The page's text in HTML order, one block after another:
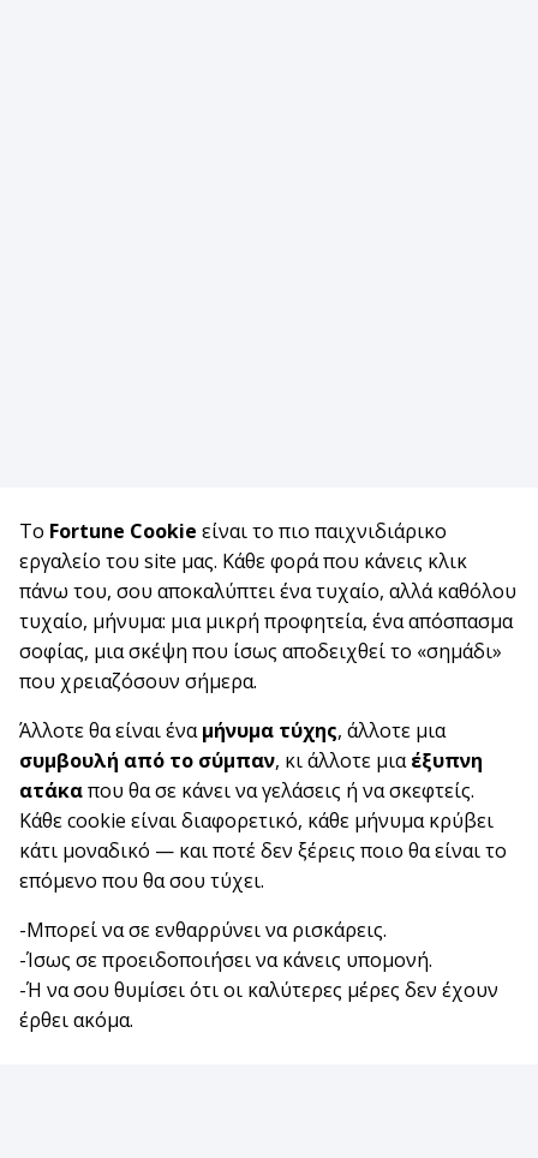
Το Fortune Cookie είναι το πιο παιχνιδιάρικο
εργαλείο του site μας. Κάθε φορά που κάνεις κλικ
πάνω του, σου αποκαλύπτει ένα τυχαίο, αλλά καθόλου
τυχαίο, μήνυμα: μια μικρή προφητεία, ένα απόσπασμα
σοφίας, μια σκέψη που ίσως αποδειχθεί το «σημάδι»
που χρειαζόσουν σήμερα.
Άλλοτε θα είναι έναμήνυμα τύχης, άλλοτε μια
συμβουλή από το σύμπαν, κι άλλοτε μιαέξυπνη
ατάκαπου θα σε κάνει να γελάσεις ή να σκεφτείς.
Κάθε cookie είναι διαφορετικό, κάθε μήνυμα κρύβει
κάτι μοναδικό — και ποτέ δεν ξέρεις ποιο θα είναι το
επόμενο που θα σου τύχει.
-Μπορεί να σε ενθαρρύνει να ρισκάρεις.
-Ίσως σε προειδοποιήσει να κάνεις υπομονή.
-Ή να σου θυμίσει ότι οι καλύτερες μέρες δεν έχουν
έρθει ακόμα.